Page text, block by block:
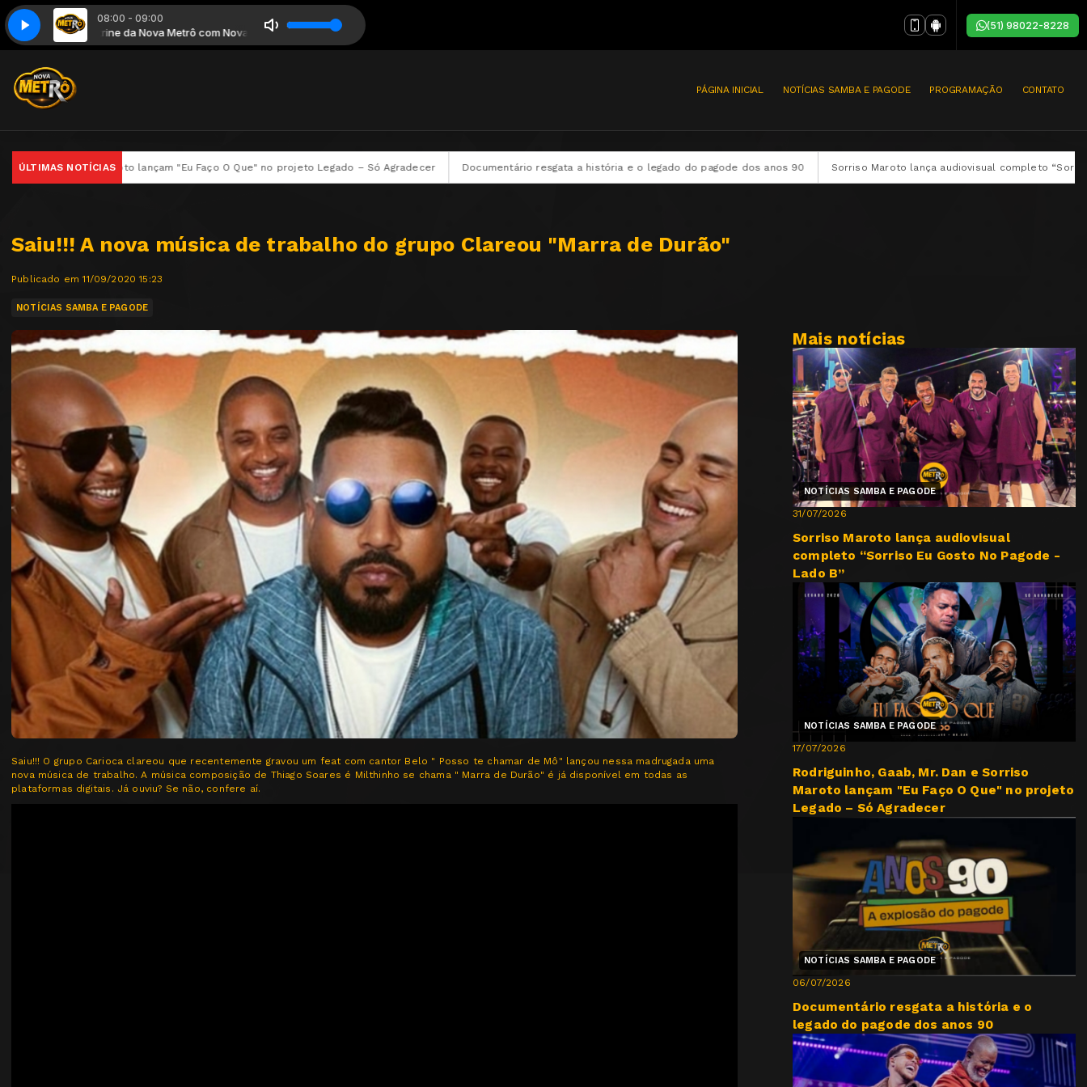
08:00 - 09:00
Metrô Vitrine da Nova Metrô com Nova Metrô
2025 - Grupo Samprazer - Nossa Alianca 2025
(51) 98022-8228
PÁGINA INICIAL NOTÍCIAS SAMBA E PAGODE PROGRAMAÇÃO CONTATO
ÚLTIMAS NOTÍCIAS
Maroto lançam "Eu Faço O Que" no projeto Legado – Só Agradecer Documentário resgata a história e o legado do pagode dos anos 90 Sorriso Maroto lança audiovisual completo “Sorriso Eu Gosto No
Saiu!!! A nova música de trabalho do grupo Clareou "Marra de Durão"
Publicado em 11/09/2020 15:23
NOTÍCIAS SAMBA E PAGODE
Saiu!!! O grupo Carioca clareou que recentemente gravou um feat com cantor Belo " Posso te chamar de Mô" lançou nessa madrugada uma
nova música de trabalho. A música composição de Thiago Soares é Milthinho se chama " Marra de Durão" é já disponível em todas as
plataformas digitais. Já ouviu? Se não, confere aí.
Mais notícias
NOTÍCIAS SAMBA E PAGODE
31/07/2026
Sorriso Maroto lança audiovisual
completo “Sorriso Eu Gosto No Pagode -
Lado B”
NOTÍCIAS SAMBA E PAGODE
17/07/2026
Rodriguinho, Gaab, Mr. Dan e Sorriso
Maroto lançam "Eu Faço O Que" no projeto
Legado – Só Agradecer
NOTÍCIAS SAMBA E PAGODE
06/07/2026
Documentário resgata a história e o
legado do pagode dos anos 90